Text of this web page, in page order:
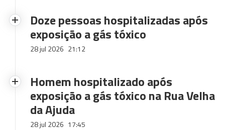
Doze pessoas hospitalizadas após
exposição a gás tóxico
28 jul 2026 21:12
Homem hospitalizado após
exposição a gás tóxico na Rua Velha
da Ajuda
28 jul 2026 17:45